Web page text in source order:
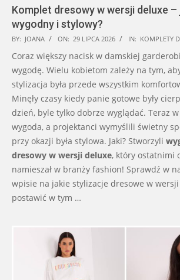
Komplet dresowy w wersji deluxe –
wygodny i stylowy?
2026-
07-
29
BY: JOANA ON: 29 LIPCA 2026 IN: KOMPLETY
Coraz większy nacisk w damskiej
wygodę. Wielu kobietom zależy na tym,
stylizacja była przede wszystkim
Minęły czasy kiedy panie gotowe były
dzień, byle tylko dobrze wyglądać. Teraz
wygoda, a projektanci wymyślili świetny
przy okazji była stylowa. Jaki? Stworzyli
dresowy w wersji deluxe, który ostatnimi
namieszał w branży fashion! Sprawdź w
wpisie na jakie stylizacje dresowe w
postawić w tym …